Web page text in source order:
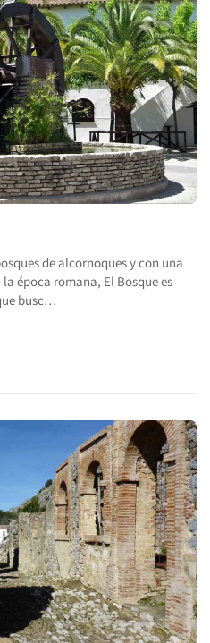
de alcornoques y con una
época romana, El Bosque es
busc…